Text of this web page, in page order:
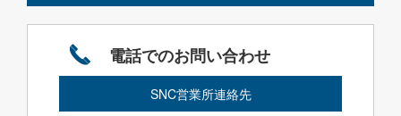
電話でのお問い合わせ
SNC営業所連絡先